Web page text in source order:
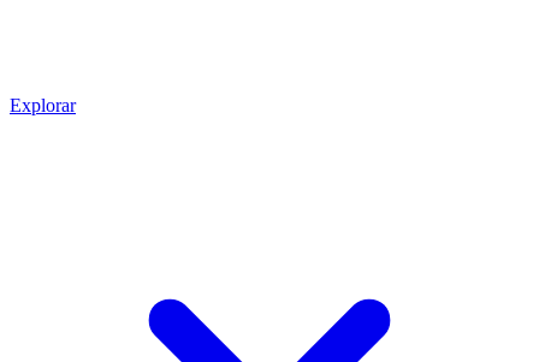
Explorar